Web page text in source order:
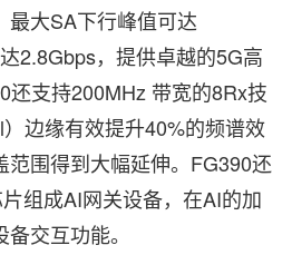
最大SA下行峰值可达
2.8Gbps，提供卓越的5G高
还支持200MHz 带宽的8Rx技
边缘有效提升40%的频谱效
范围得到大幅延伸。FG390还
组成AI网关设备，在AI的加
交互功能。